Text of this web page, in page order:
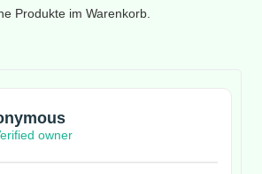
Produkte im Warenkorb.
owner